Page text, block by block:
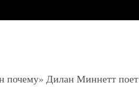
почему» Дилан Миннетт